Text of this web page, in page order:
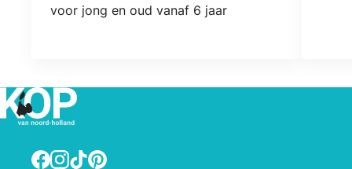
voor jong en oud vanaf 6 jaar
Facebook
Instagram
TikTokPinterest